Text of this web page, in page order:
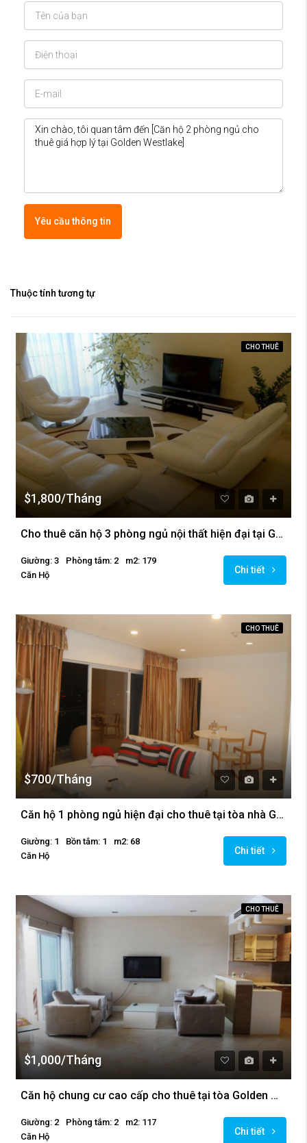
Yêu cầu thông tin
Thuộc tính tương tự
CHO THUÊ
$1,800/Tháng
Cho thuê căn hộ 3 phòng ngủ nội thất hiện đại tại Golden Westlake Hà Nội
Giường: 3 Phòng tắm: 2
m2: 179
Căn Hộ
Chi tiết
CHO THUÊ
$700/Tháng
Căn hộ 1 phòng ngủ hiện đại cho thuê tại tòa nhà Golden Westlake
Giường: 1 Bồn tắm: 1
m2: 68
Căn Hộ
Chi tiết
CHO THUÊ
$1,000/Tháng
Căn hộ chung cư cao cấp cho thuê tại tòa Golden Westlake
Giường: 2 Phòng tắm: 2
m2: 117
Căn Hộ
Chi tiết